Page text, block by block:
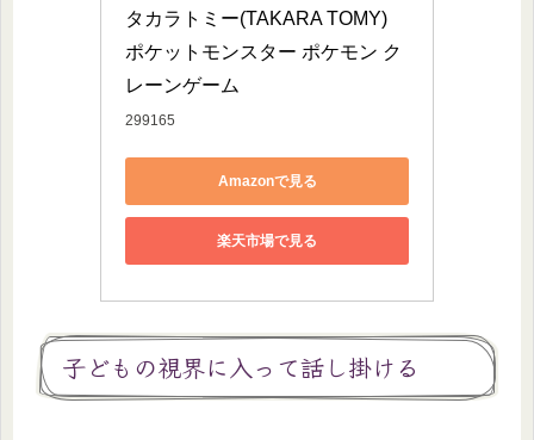
タカラトミー(TAKARA TOMY)
ポケットモンスター ポケモン ク
レーンゲーム
299165
Amazonで見る
楽天市場で見る
子どもの視界に入って話し掛ける